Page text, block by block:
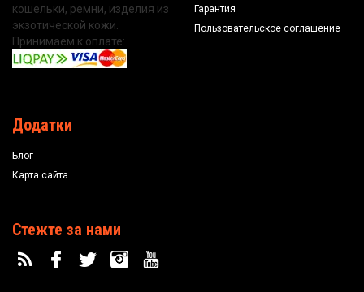
кошельки, ремни, изделия из
экзотической кожи.
Принимаем к оплате:
Гарантия
Пользовательское соглашение
Додатки
Блог
Карта сайта
Стежте за нами